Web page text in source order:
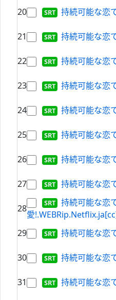
20
持続可能な恋
21
持続可能な恋
22
持続可能な恋
23
持続可能な恋
24
持続可能な恋
25
持続可能な恋
26
持続可能な恋
27
持続可能な恋
28
持続可能な恋
愛
29
持続可能な恋
30
持続可能な恋
31
持続可能な恋